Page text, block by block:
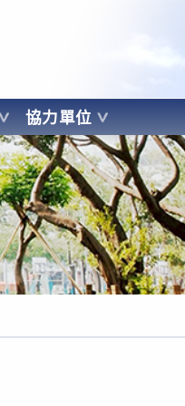
協力單位